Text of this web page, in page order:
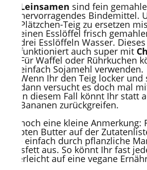
Leinsamen sind fein
hervorragendes Bindemittel.
Plätzchen-Teig zu ersetzen
einen Esslöffel frisch
drei Esslöffeln Wasser.
funktioniert auch super mit
Für Waffel oder Rührkuchen
einfach Sojamehl verwenden.
Wenn Ihr den Teig locker
dann versucht es doch mal
In diesem Fall könnt Ihr statt
Bananen zurückgreifen.
Hier noch eine kleine Anmerkung:
Rezepten Butter auf der
diese einfach durch pflanzliche
Kokosfett aus. So könnt Ihr fast
kinderleicht auf eine vegane